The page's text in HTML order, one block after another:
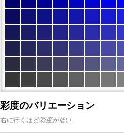
彩度のバリエーション
右に行くほど彩度が低い